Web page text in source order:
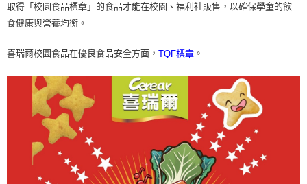
【注意事項】
１．透過由恩沛科技股份有限公司提供之「AFTEE先享後付」服務完成之交
權轉讓予恩沛科技股份有限公司。
https://aftee.tw/terms/#terms3
３．未成年的使用者請事先徵得法定代理人或監護人之同意方可使用
「AFTEE先享後付」，若未經同意申辦者引起之損失，本公司不負相關責
任。
４．使用「AFTEE先享後付」時，將依據個別帳號之用戶狀況，依本公司即
時審查核予不同之上限額度；若仍有額度不足之情形，本公司將視審查結果
請求用戶進行身份認證。
５．嚴禁一人註冊多個帳號或使用他人資訊註冊。若發現惡意使用之情形，
恩沛科技股份有限公司將有權停止該用戶之使用額度並採取法律行動。
取得「校園食品標章」的食品才能在校園、福利社販售，以確保學童的飲
食健康與營養均衡。
喜瑞爾校園食品在優良食品安全方面， TQF標章 。